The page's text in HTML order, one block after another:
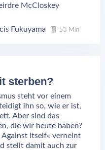
McCloskey
Fukuyama 53 Min
sterben?
steht vor einem
ihn so, wie er ist,
Aber sind das
die wir heute haben?
Itself« verneint
stellt damit auch zur